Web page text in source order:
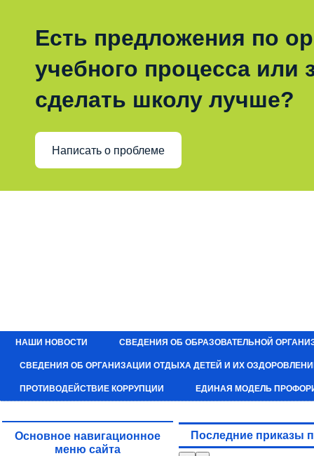
Есть предложения по
учебного процесса или
сделать школу лучше?
Написать о проблеме
НАШИ НОВОСТИ СВЕДЕНИЯ ОБ ОБРАЗОВАТЕЛЬНОЙ
СВЕДЕНИЯ ОБ ОРГАНИЗАЦИИ ОТДЫХА ДЕТЕЙ И ИХ
ПРОТИВОДЕЙСТВИЕ КОРРУПЦИИ ЕДИНАЯ МОДЕЛЬ
Основное навигационное
меню сайта
Последние приказы